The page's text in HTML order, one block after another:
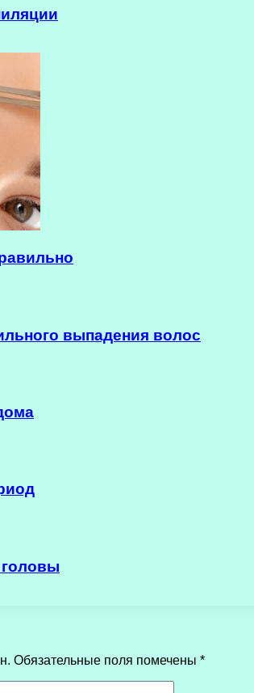
выпадения волос
Обязательные поля помечены *